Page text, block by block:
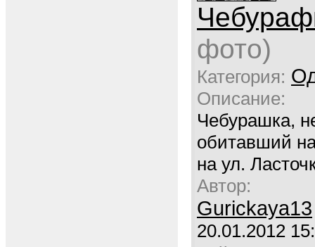
фото)
Категория:
Описание:
Чебурашка,
обитавший
на ул.
Автор:
Gurickaya13
20.01.2012